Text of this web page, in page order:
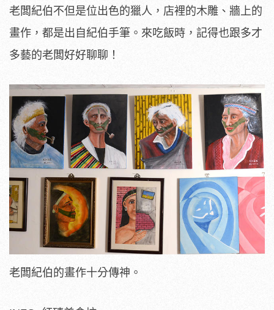
老闆紀伯不但是位出色的獵人，店裡的木雕、牆上的
畫作，都是出自紀伯手筆。來吃飯時，記得也跟多才
多藝的老闆好好聊聊！
老闆紀伯的畫作十分傳神。